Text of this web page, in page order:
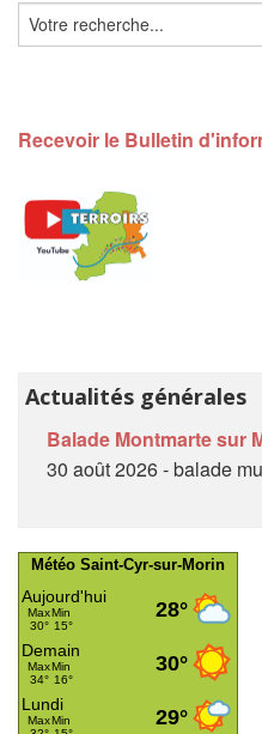
Recevoir le Bulletin
Actualités générales
Balade Montmarte sur
30 août 2026 - balade
Météo Saint-Cyr-sur-Morin